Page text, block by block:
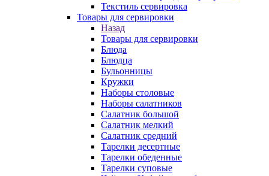
Текстиль сервировка
Товары для сервировки
Назад
Товары для сервировки
Блюда
Блюдца
Бульонницы
Кружки
Наборы столовые
Наборы салатников
Салатник большой
Салатник мелкий
Салатник средний
Тарелки десертные
Тарелки обеденные
Тарелки суповые